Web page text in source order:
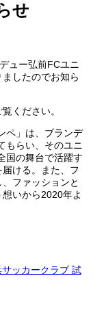
せ
ュー弘前FCユニ
したのでお知ら
ください。
ペ」は、ブランデ
もらい、そのユニ
国の舞台で活躍す
ける。また、フ
ファッションと
いから2020年よ
ッカークラブ 試